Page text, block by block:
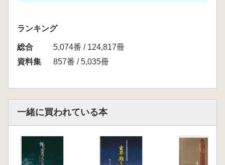
ランキング
総合
5,074番 / 124,817冊
資料集
857番 / 5,035冊
一緒に買われている本